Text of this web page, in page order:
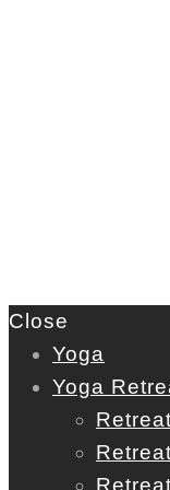
Close
Yoga
Yoga